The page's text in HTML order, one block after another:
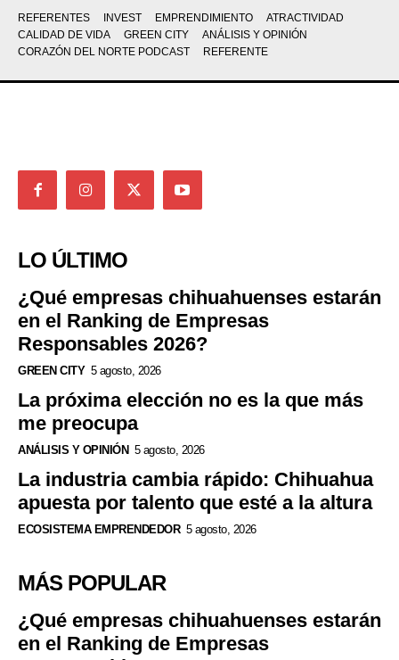
REFERENTES INVEST EMPRENDIMIENTO
ATRACTIVIDAD
CALIDAD DE VIDA
GREEN CITY
ANÁLISIS Y OPINIÓN
CORAZÓN DEL NORTE PODCAST
REFERENTE
LO ÚLTIMO
¿Qué empresas chihuahuenses estarán
en el Ranking de Empresas
Responsables 2026?
GREEN CITY 5 agosto, 2026
La próxima elección no es la que más
me preocupa
ANÁLISIS Y OPINIÓN 5 agosto, 2026
La industria cambia rápido: Chihuahua
apuesta por talento que esté a la altura
ECOSISTEMA EMPRENDEDOR 5 agosto, 2026
MÁS POPULAR
¿Qué empresas chihuahuenses estarán
en el Ranking de Empresas